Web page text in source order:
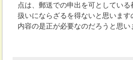
点は、郵送での申出を可としてい
扱いにならざるを得ないと思いま
内容の是正が必要なのだろうと思い